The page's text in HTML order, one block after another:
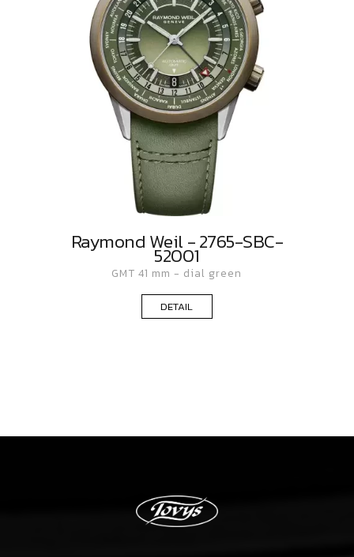
Raymond Weil - 2765-SBC-
52001
GMT 41 mm - dial green
DETAIL